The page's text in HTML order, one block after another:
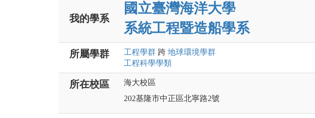
我的學系
國立臺灣海洋大學
系統工程暨造船學系
所屬學群 工程學群 跨 地球環境學群
工程科學學類
所在校區
海大校區
202基隆市中正區北寧路2號